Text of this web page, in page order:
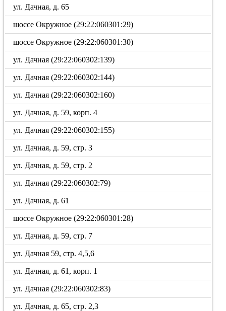
ул. Дачная, д. 65
шоссе Окружное (29:22:060301:29)
шоссе Окружное (29:22:060301:30)
ул. Дачная (29:22:060302:139)
ул. Дачная (29:22:060302:144)
ул. Дачная (29:22:060302:160)
ул. Дачная, д. 59, корп. 4
ул. Дачная (29:22:060302:155)
ул. Дачная, д. 59, стр. 3
ул. Дачная, д. 59, стр. 2
ул. Дачная (29:22:060302:79)
ул. Дачная, д. 61
шоссе Окружное (29:22:060301:28)
ул. Дачная, д. 59, стр. 7
ул. Дачная 59, стр. 4,5,6
ул. Дачная, д. 61, корп. 1
ул. Дачная (29:22:060302:83)
ул. Дачная, д. 65, стр. 2,3